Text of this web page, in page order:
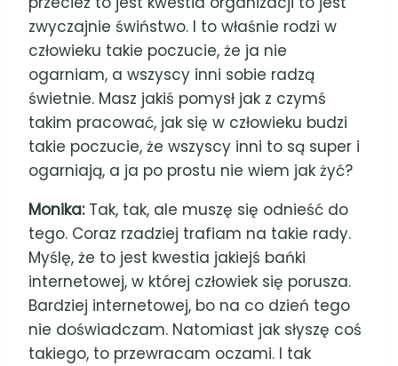
zwyczajnie świństwo. I to właśnie rodzi w
człowieku takie poczucie, że ja nie
ogarniam, a wszyscy inni sobie radzą
świetnie. Masz jakiś pomysł jak z czymś
takim pracować, jak się w człowieku budzi
takie poczucie, że wszyscy inni to są super i
ogarniają, a ja po prostu nie wiem jak żyć?
Monika: Tak, tak, ale muszę się odnieść do
tego. Coraz rzadziej trafiam na takie rady.
Myślę, że to jest kwestia jakiejś bańki
internetowej, w której człowiek się porusza.
Bardziej internetowej, bo na co dzień tego
nie doświadczam. Natomiast jak słyszę coś
takiego, to przewracam oczami. I tak